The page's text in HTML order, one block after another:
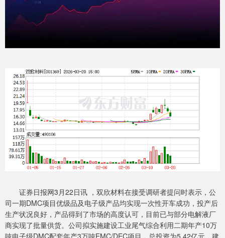
证券日报网3月22日讯 ，双欣材料在接受调研者提问时表示，公
司一期DMC项目优级品及电子级产品均实现一次性开车成功，投产后
生产状况良好，产品得到了市场的高度认可，目前已与部分电解液厂
商实现了批量供货。公司拟实施建设工业尾气综合利用二期年产10万
吨电子级DMC配套年产3万吨EMC/DEC项目，总投资为5.42亿元，建